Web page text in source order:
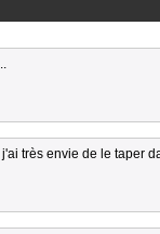
très envie de le taper